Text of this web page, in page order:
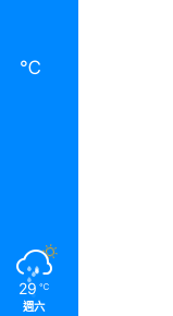
℃
29 ℃
週六